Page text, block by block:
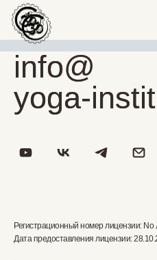
info@
yoga-
info@
yoga-
Регистрационный номер лицензии:
Дата предоставления лицензии: